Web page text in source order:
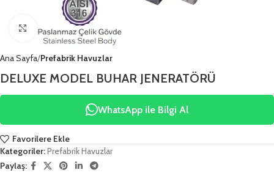
Click to enlarge
Ana Sayfa Prefabrik Havuzlar
DELUXE MODEL BUHAR JENERATÖRÜ
WhatsApp ile Bilgi Al
Favorilere Ekle
Kategoriler:Prefabrik Havuzlar
Paylaş: